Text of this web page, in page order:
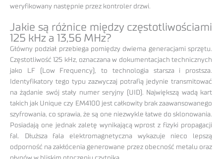
weryfikowany następnie przez kontroler drzwi.
Jakie są różnice między częstotliwościami
125 kHz a 13,56 MHz?
Główny podział przebiega pomiędzy dwiema generacjami sprzętu.
Częstotliwość 125 kHz, oznaczana w dokumentacjach technicznych
jako LF (Low Frequency), to technologia starsza i prostsza.
Identyfikatory tego typu zazwyczaj potrafią jedynie transmitować
na żądanie swój stały numer seryjny (UID). Największą wadą kart
takich jak Unique czy EM4100 jest całkowity brak zaawansowanego
szyfrowania, co sprawia, że są one niezwykle łatwe do sklonowania.
Posiadają one jednak zaletę wynikającą wprost z fizyki propagacji
fal. Dłuższa fala elektromagnetyczna wykazuje nieco lepszą
odporność na zakłócenia generowane przez obecność metalu oraz